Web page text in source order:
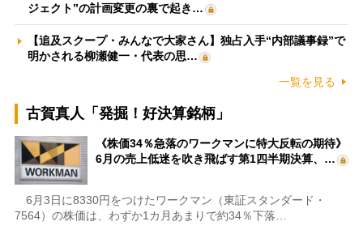
ジェクト”の計画変更の裏で起き…
【追及スクープ・みんなで大家さん】独占入手“内部議事録”で
明かされる柳瀬健一・代表の思…
一覧を見る
古賀真人「発掘！好決算銘柄」
《株価34％急落のワークマンに特大反転の期待》
6月の売上低迷を吹き飛ばす第1四半期決算、…
6月3日に8330円をつけたワークマン（東証スタンダード・
7564）の株価は、わずか1カ月あまりで約34％下落…